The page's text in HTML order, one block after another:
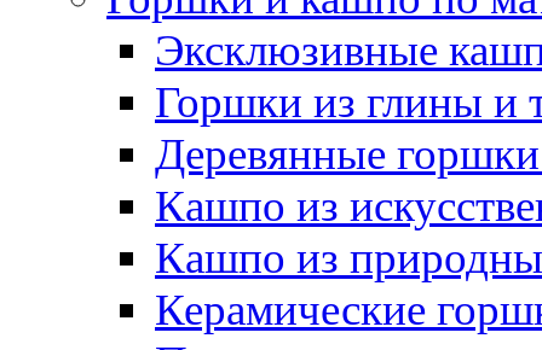
Эксклюзивные
Горшки из глины и
Деревянные
Кашпо из
Кашпо из
Керамические